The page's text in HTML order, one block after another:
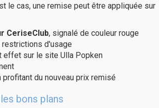
le cas, une remise peut être appliquée sur
CeriseClub, signalé de couleur rouge
d'usage
effet sur le site Ulla Popken
du nouveau prix remisé
bons plans